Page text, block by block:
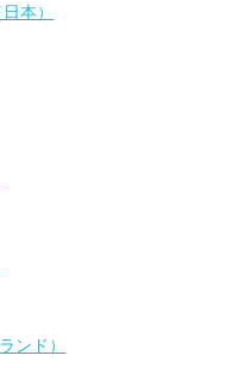
本）
ンド）